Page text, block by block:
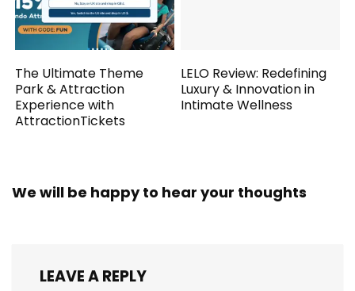
The Ultimate Theme
Park & Attraction
Experience with
AttractionTickets
LELO Review: Redefining
Luxury & Innovation in
Intimate Wellness
We will be happy to hear your thoughts
LEAVE A REPLY